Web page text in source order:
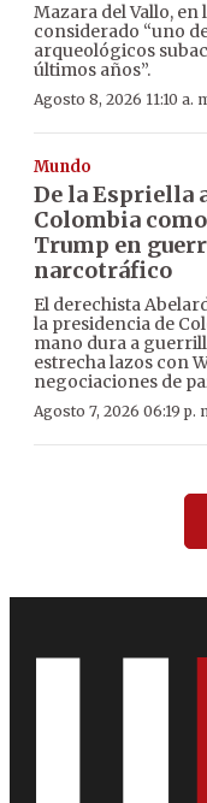
Mazara del Vallo, en
considerado “uno
arqueológicos
últimos años”.
Agosto 8, 2026 11:10 a.
Mundo
De la Espriella
Colombia
Trump en
narcotráfico
El derechista
la presidencia de
mano dura a
estrecha lazos con
negociaciones de
Agosto 7, 2026 06:19 p.